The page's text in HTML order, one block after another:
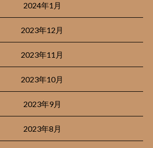
2024年1月
2023年12月
2023年11月
2023年10月
2023年9月
2023年8月